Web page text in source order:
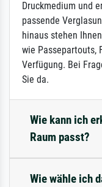
Druckmedium und
passende
hinaus stehen
wie Passepartouts,
Verfügung. Bei
Sie da.
Wie kann ich
Raum passt?
Wie wähle ich